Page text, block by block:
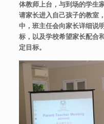
体教师上台，与到场的学生
请家长进入自己孩子的教室
中，班主任会向家长详细说
标，以及学校希望家长配合
定目标。